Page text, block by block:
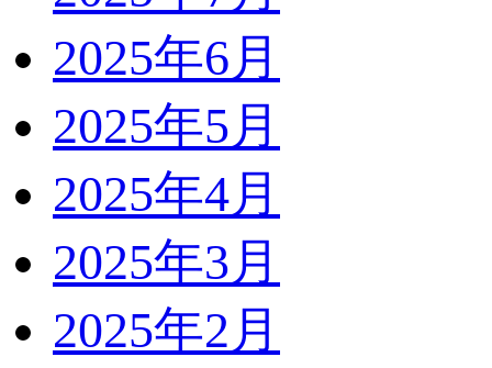
2025年6月
2025年5月
2025年4月
2025年3月
2025年2月